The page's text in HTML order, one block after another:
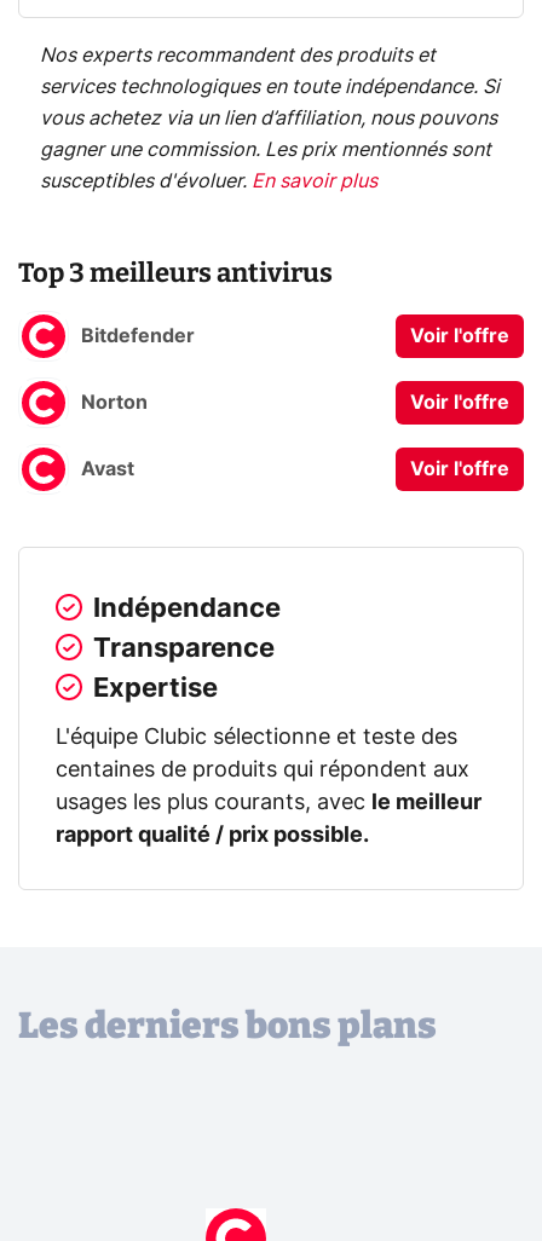
Nos experts recommandent des produits et
services technologiques en toute indépendance. Si
vous achetez via un lien d’affiliation, nous pouvons
gagner une commission. Les prix mentionnés sont
susceptibles d'évoluer. En savoir plus
Top 3 meilleurs antivirus
Bitdefender Voir l'offre
Norton Voir l'offre
Avast Voir l'offre
Indépendance
Transparence
Expertise
L'équipe Clubic sélectionne et teste des
centaines de produits qui répondent aux
usages les plus courants, avec
le meilleur
rapport qualité / prix possible.
Les derniers bons plans